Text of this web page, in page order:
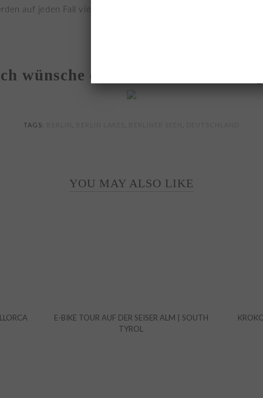
auf jeden Fall viele neue Seen ausfindig gemacht – der
wünsche euch einen schönen
TAGS:
YOU MAY ALSO LIKE
E-BIKE TOUR AUF DER SEISER ALM | SOUTH
TYROL